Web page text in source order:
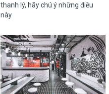
thanh lý, hãy chú ý những điều
này